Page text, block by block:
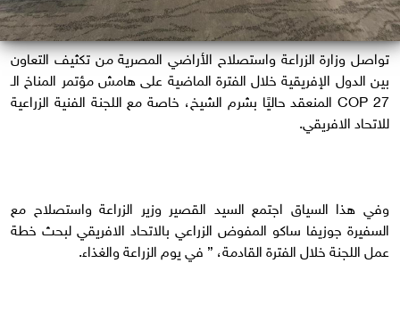
تواصل وزارة الزراعة واستصلاح الأراضي المصرية من تكثيف التعاون
بين الدول الإفريقية خلال الفترة الماضية على هامش مؤتمر المناخ الـ
COP 27 المنعقد حاليًا بشرم الشيخ، خاصة مع اللجنة الفنية الزراعية
للاتحاد الافريقي.
وفي هذا السياق اجتمع السيد القصير وزير الزراعة واستصلاح مع
السفيرة جوزيفا ساكو المفوض الزراعي بالاتحاد الافريقي لبحث خطة
عمل اللجنة خلال الفترة القادمة، ” في يوم الزراعة والغذاء.